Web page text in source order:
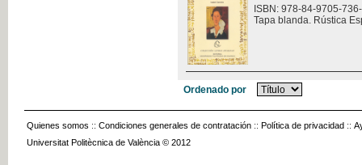
ISBN: 978-84-9705-
Tapa blanda. Rústica
Ordenado por
Quienes somos :: Condiciones generales de contratación :: Política de privacidad ::
Universitat Politècnica de València © 2012